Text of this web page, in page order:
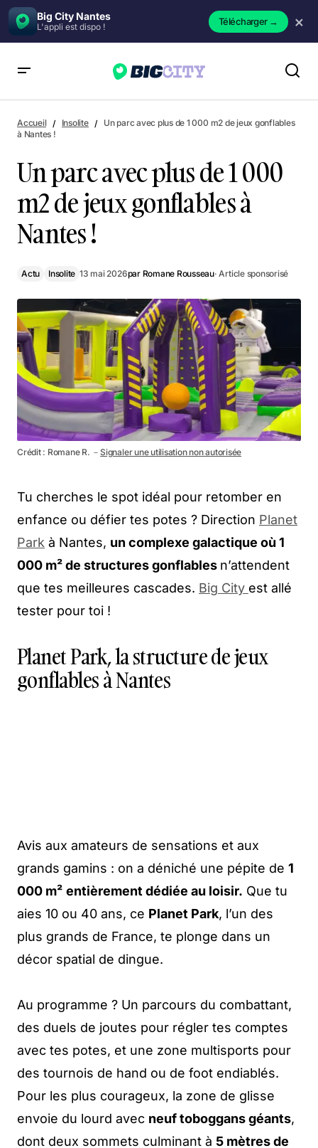
Big City Nantes
L'appli est dispo ! Télécharger→ ×
Accueil Insolite
Un parc avec plus de 1 000 m2 de jeux gonflables
à Nantes !
Un parc avec plus de 1 000
m2 de jeux gonflables à
Nantes !
Actu Insolite 13 mai 2026par Romane Rousseau· Article sponsorisé
Crédit : Romane R. －Signaler une utilisation non autorisée
Tu cherches le spot idéal pour retomber en
enfance ou défier tes potes ? Direction Planet
Park à Nantes, un complexe galactique où 1
000 m² de structures gonflables n’attendent
que tes meilleures cascades. Big City est allé
tester pour toi !
Planet Park, la structure de jeux
gonflables à Nantes
Avis aux amateurs de sensations et aux
grands gamins : on a déniché une pépite de 1
000 m² entièrement dédiée au loisir. Que tu
aies 10 ou 40 ans, ce Planet Park, l’un des
plus grands de France, te plonge dans un
décor spatial de dingue.
Au programme ? Un parcours du combattant,
des duels de joutes pour régler tes comptes
avec tes potes, et une zone multisports pour
des tournois de hand ou de foot endiablés.
Pour les plus courageux, la zone de glisse
envoie du lourd avec neuf toboggans géants,
dont deux sommets culminant à 5 mètres de